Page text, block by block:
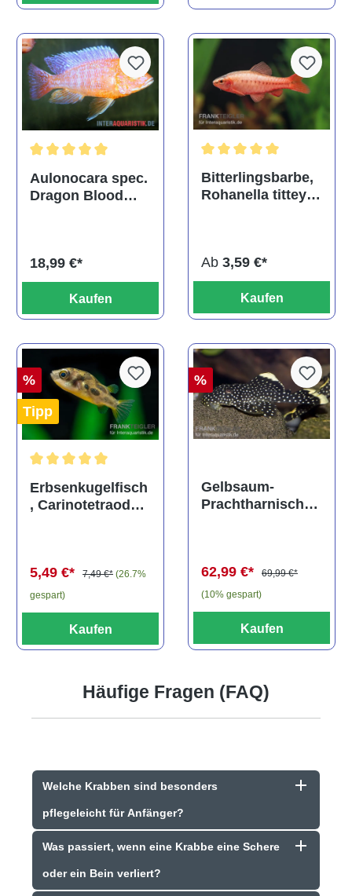
Durchschnittliche Bewertung von 5 von 5 Sternen
Aulonocara spec.
Dragon Blood
18,99 €*
Kaufen
Bitterlingsbarbe,
Rohanella titteya,
Ab 3,59 €*
Kaufen
%
Tipp
Durchschnittliche Bewertung von 5 von 5 Sternen
Erbsenkugelfisch
, Carinotetraodon
5,49 €* 7,49 €* (26.7%
gespart)
Kaufen
%
Gelbsaum-
Prachtharnischw
62,99 €*
69,99 €*
(10% gespart)
Kaufen
Häufige Fragen (FAQ)
Welche Krabben sind besonders
pflegeleicht für Anfänger?
Was passiert, wenn eine Krabbe eine Schere
oder ein Bein verliert?